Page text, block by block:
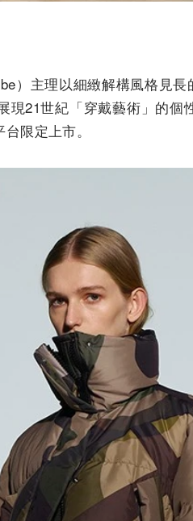
）主理以細緻解構風格見
現21世紀「穿戴藝術」的個
限定上市。